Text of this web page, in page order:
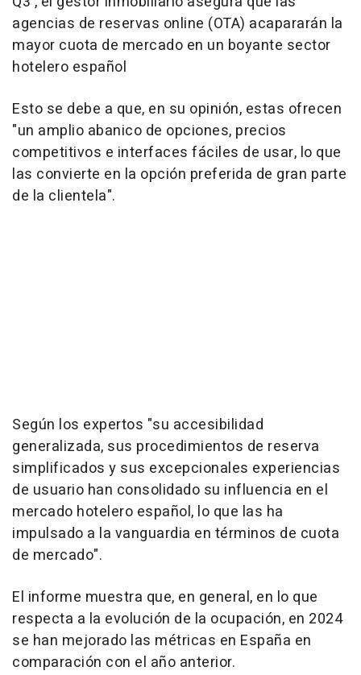
agencias de reservas online (OTA) acapararán la
mayor cuota de mercado en un boyante sector
hotelero español
Esto se debe a que, en su opinión, estas ofrecen
"un amplio abanico de opciones, precios
competitivos e interfaces fáciles de usar, lo que
las convierte en la opción preferida de gran parte
de la clientela".
Según los expertos "su accesibilidad
generalizada, sus procedimientos de reserva
simplificados y sus excepcionales experiencias
de usuario han consolidado su influencia en el
mercado hotelero español, lo que las ha
impulsado a la vanguardia en términos de cuota
de mercado".
El informe muestra que, en general, en lo que
respecta a la evolución de la ocupación, en 2024
se han mejorado las métricas en España en
comparación con el año anterior.